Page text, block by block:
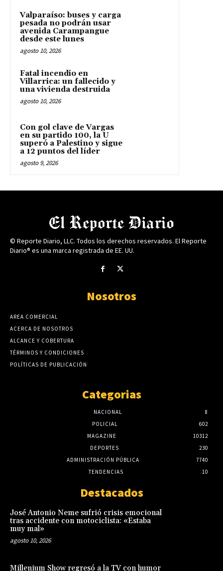
Valparaíso: buses y carga
pesada no podrán usar
avenida Carampangue
desde este lunes
agosto 10, 2026
Fatal incendio en
Villarrica: un fallecido y
una vivienda destruida
agosto 10, 2026
Con gol clave de Vargas
en su partido 100, la U
superó a Palestino y sigue
a 12 puntos del líder
agosto 9, 2026
© Reporte Diario, LLC. Todos los derechos reservados. El Reporte
Diario® es una marca registrada de EE. UU.
Nosotros
AREA COMERCIAL
ACERCA DE NOSOTROS
ALCANCE Y COBERTURA
TÉRMINOS Y CONDICIONES
POLÍTICAS DE PUBLICACIÓN
Categorias
NACIONAL
8
POLICIAL
602
MAGAZINE
10312
DEPORTES
230
ADMINISTRACIÓN PÚBLICA
7740
TENDENCIAS
10
Destacados
José Antonio Neme sufrió crisis emocional
tras accidente con motociclista: «Estaba
muy mal»
agosto 10, 2026
Millenium Show regresó a la TV con humor